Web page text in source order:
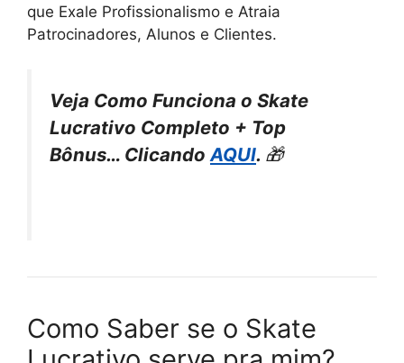
que Exale Profissionalismo e Atraia
Patrocinadores, Alunos e Clientes.
Veja Como Funciona o Skate
Lucrativo Completo + Top
Bônus… Clicando AQUI. 🎁
Como Saber se o Skate